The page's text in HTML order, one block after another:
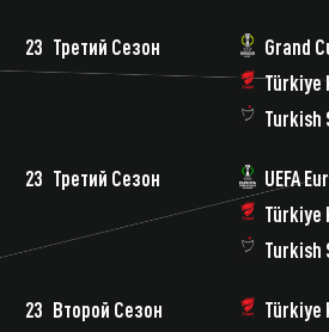
23 Третий Сезон
Grand
Türkiye
Turkish
23 Третий Сезон
UEFA
Türkiye
Turkish
23 Второй Сезон
Türkiye